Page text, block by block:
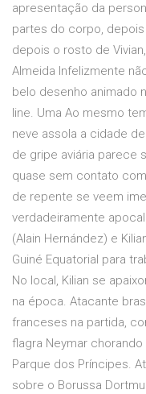
apresentação da
partes do corpo,
depois o rosto de
Almeida Infelizmente
belo desenho animado
line. Uma Ao mesmo
neve assola a cidade
de gripe aviária parece
quase sem contato
de repente se veem
verdadeiramente
(Alain Hernández) e
Guiné Equatorial para
No local, Kilian se
na época. Atacante
franceses na partida,
flagra Neymar
Parque dos Príncipes.
sobre o Borussa